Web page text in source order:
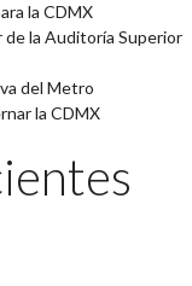
la CDMX
la Auditoría Superior
del Metro
la CDMX